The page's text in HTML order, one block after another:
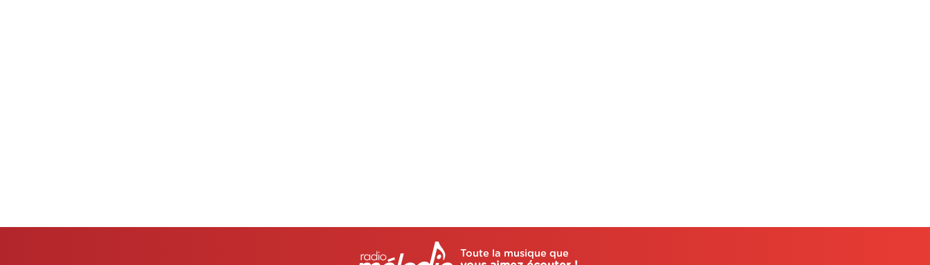
Toute la musique que